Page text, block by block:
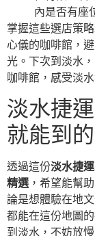
內是否有座
掌握這些選店策
心儀的咖啡館，
光。下次到淡水
咖啡館，感受淡
淡水捷
就能到
透過這份淡水捷
精選 ，希望能幫
論是想體驗在地
都能在這份地圖
到淡水，不妨放